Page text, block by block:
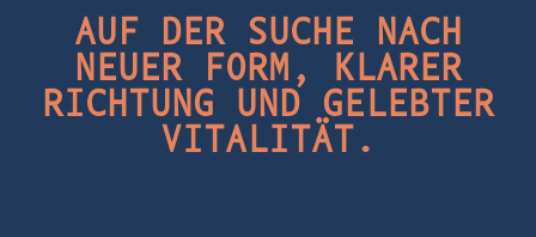
AUF DER SUCHE NACH
NEUER FORM, KLARER
RICHTUNG UND GELEBTER
VITALITÄT.